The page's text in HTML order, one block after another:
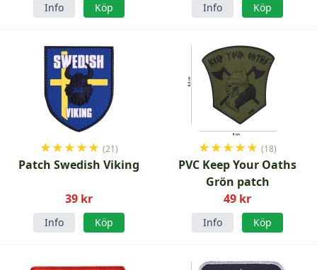
Info Köp Info Köp
★★★★★ (21)
Patch Swedish Viking
39 kr
Info Köp
★★★★★ (18)
PVC Keep Your Oaths
Grön patch
49 kr
Info Köp